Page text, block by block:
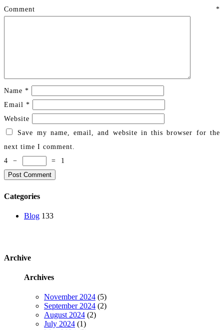
Comment *
Name *
Email *
Website
Save my name, email, and website in this browser for the
next time I comment.
4
− = 1
Categories
Blog 133
Archive
Archives
November 2024 (5)
September 2024 (2)
August 2024 (2)
July 2024 (1)